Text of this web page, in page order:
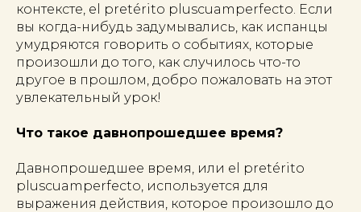
контексте, el pretérito pluscuamperfecto. Если
вы когда-нибудь задумывались, как испанцы
умудряются говорить о событиях, которые
произошли до того, как случилось что-то
другое в прошлом, добро пожаловать на этот
увлекательный урок!
Что такое давнопрошедшее время?
Давнопрошедшее время, или el pretérito
pluscuamperfecto, используется для
выражения действия, которое произошло до